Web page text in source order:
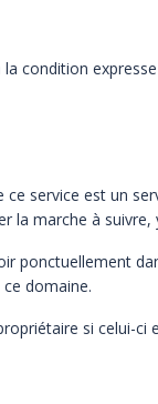
condition expresse
ce service est un
la marche à
ponctuellement
domaine.
si celui-ci